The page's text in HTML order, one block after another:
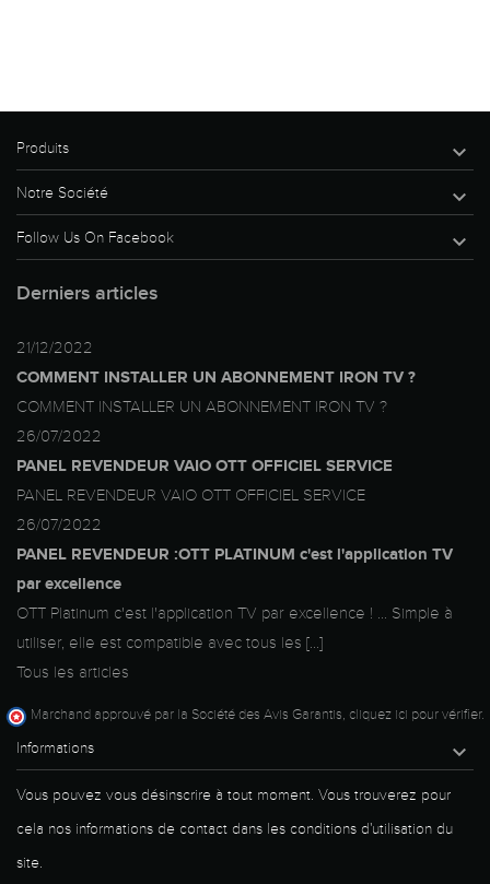
Informations 
Vous pouvez vous désinscrire à tout moment. Vous trouverez pour
cela nos informations de contact dans les conditions d'utilisation du
site.
Produits 
Notre Société 
Follow Us On Facebook 
Derniers articles
21/12/2022
COMMENT INSTALLER UN ABONNEMENT IRON TV ?
COMMENT INSTALLER UN ABONNEMENT IRON TV ?
26/07/2022
PANEL REVENDEUR VAIO OTT OFFICIEL SERVICE
PANEL REVENDEUR VAIO OTT OFFICIEL SERVICE
26/07/2022
PANEL REVENDEUR :OTT PLATINUM c'est l'application TV
par excellence
OTT Platinum c'est l'application TV par excellence ! ... Simple à
utiliser, elle est compatible avec tous les [...]
Tous les articles
Marchand approuvé par la Société des Avis Garantis, cliquez ici pour vérifier.